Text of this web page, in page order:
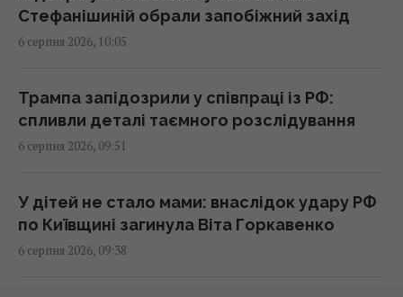
09:51 четвер, 06 серпня 2026
TWZ пояснили сенс атаки на Ан-124 у
Німеччині
09:45 четвер, 06 серпня 2026
Відомий український актор чесно назвав
суму, яку можна заробити у кіно
09:44 четвер, 06 серпня 2026
Стефанішиній обрали запобіжний захід
6 серпня 2026, 10:05
Трампа запідозрили у співпраці із РФ:
спливли деталі таємного розслідування
6 серпня 2026, 09:51
У дітей не стало мами: внаслідок удару РФ
по Київщині загинула Віта Горкавенко
6 серпня 2026, 09:38